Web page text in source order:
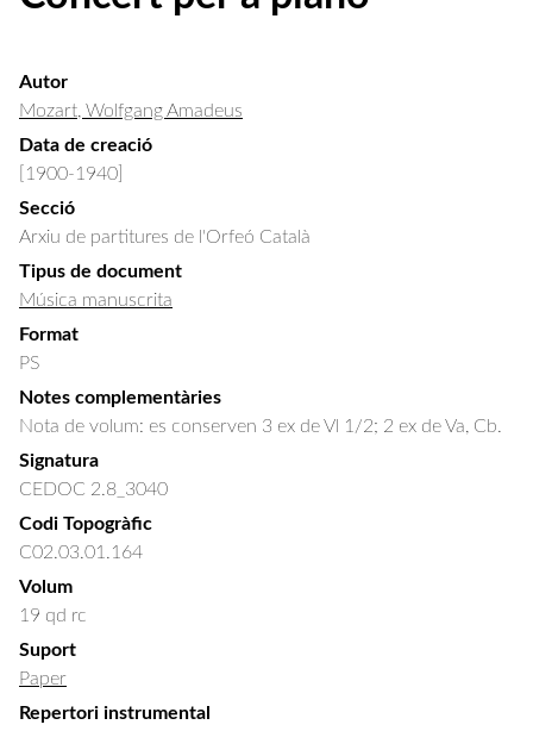
Autor
Mozart, Wolfgang Amadeus
Data de creació
[1900-1940]
Secció
Arxiu de partitures de l'Orfeó Català
Tipus de document
Música manuscrita
Format
PS
Notes complementàries
Nota de volum: es conserven 3 ex de Vl 1/2; 2 ex de Va, Cb.
Signatura
CEDOC 2.8_3040
Codi Topogràfic
C02.03.01.164
Volum
19 qd rc
Suport
Paper
Repertori instrumental